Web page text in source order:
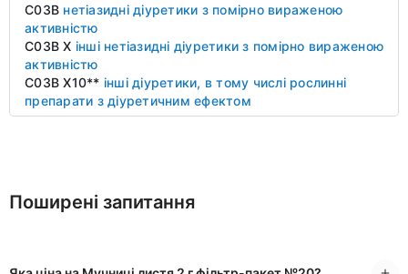
C03B нетіазидні діуретики з помірно вираженою
активністю
C03B X інші нетіазидні діуретики з помірно вираженою
активністю
C03B X10** інші діуретики, в тому числі рослинні
препарати з діуретичним ефектом
Поширені запитання